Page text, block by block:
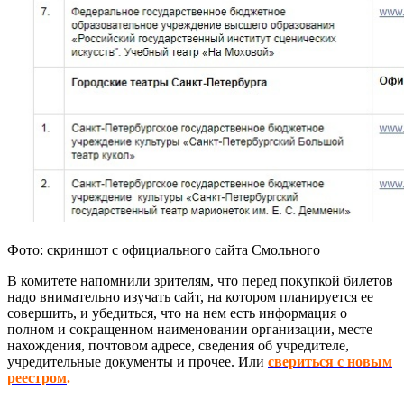
Фото: скриншот с официального сайта Смольного
В комитете напомнили зрителям, что перед покупкой билетов
надо внимательно изучать сайт, на котором планируется ее
совершить, и убедиться, что на нем есть информация о
полном и сокращенном наименовании организации, месте
нахождения, почтовом адресе, сведения об учредителе,
учредительные документы и прочее. Или свериться с новым
реестром.